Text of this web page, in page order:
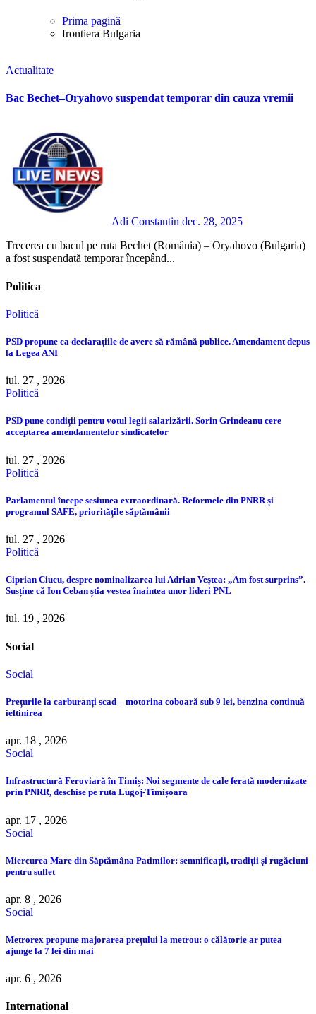
Prima pagină
frontiera Bulgaria
Actualitate
Bac Bechet–Oryahovo suspendat temporar din cauza vremii
Adi Constantin dec. 28, 2025
Trecerea cu bacul pe ruta Bechet (România) – Oryahovo (Bulgaria)
a fost suspendată temporar începând...
Politica
Politică
PSD propune ca declarațiile de avere să rămână publice. Amendament depus
la Legea ANI
iul. 27 , 2026
Politică
PSD pune condiții pentru votul legii salarizării. Sorin Grindeanu cere
acceptarea amendamentelor sindicatelor
iul. 27 , 2026
Politică
Parlamentul începe sesiunea extraordinară. Reformele din PNRR și
programul SAFE, prioritățile săptămânii
iul. 27 , 2026
Politică
Ciprian Ciucu, despre nominalizarea lui Adrian Veștea: „Am fost surprins”.
Susține că Ion Ceban știa vestea înaintea unor lideri PNL
iul. 19 , 2026
Social
Social
Prețurile la carburanți scad – motorina coboară sub 9 lei, benzina continuă
ieftinirea
apr. 18 , 2026
Social
Infrastructură Feroviară în Timiș: Noi segmente de cale ferată modernizate
prin PNRR, deschise pe ruta Lugoj-Timișoara
apr. 17 , 2026
Social
Miercurea Mare din Săptămâna Patimilor: semnificații, tradiții și rugăciuni
pentru suflet
apr. 8 , 2026
Social
Metrorex propune majorarea prețului la metrou: o călătorie ar putea
ajunge la 7 lei din mai
apr. 6 , 2026
International